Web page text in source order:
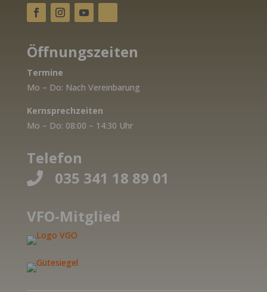
Öffnungszeiten
Termine
Mo – Do: Nach Vereinbarung
Kernsprechzeiten
Mo – Do: 08:00 – 14:30 Uhr
Telefon

035 341 18 89 01
VFO-Mitglied